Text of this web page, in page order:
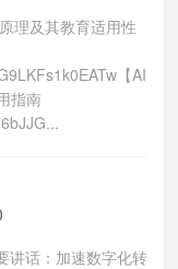
理及其教育适用性
【AI
指南
讲话：加速数字化转